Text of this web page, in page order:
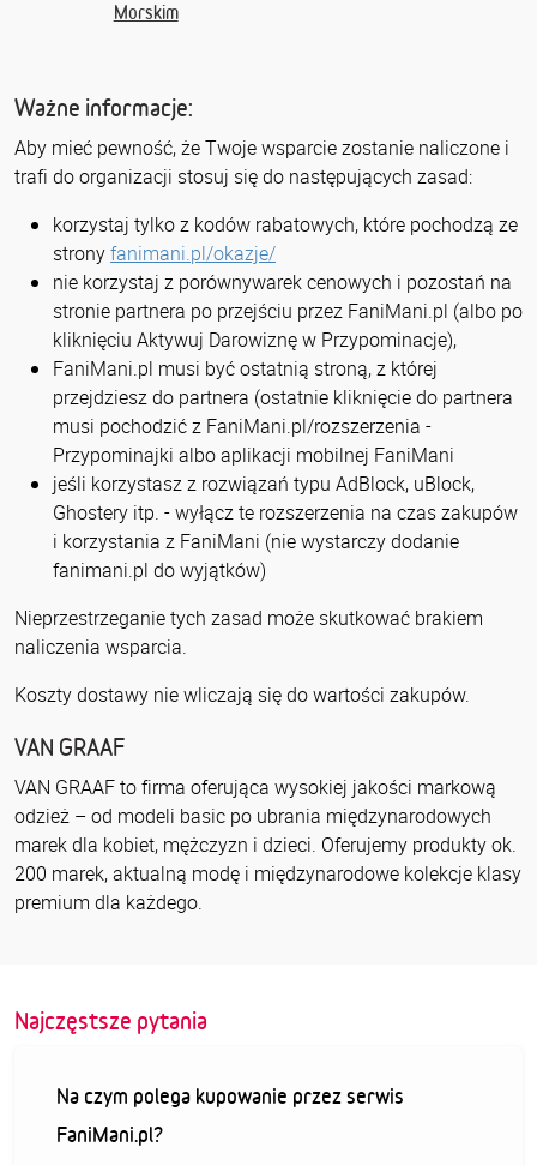
Morskim
Ważne informacje:
Aby mieć pewność, że Twoje wsparcie zostanie naliczone i
trafi do organizacji stosuj się do następujących zasad:
korzystaj tylko z kodów rabatowych, które pochodzą ze
stronyfanimani.pl/okazje/
nie korzystaj z porównywarek cenowych i pozostań na
stronie partnera po przejściu przez FaniMani.pl (albo po
kliknięciu Aktywuj Darowiznę w Przypominacje),
FaniMani.pl musi być ostatnią stroną, z której
przejdziesz do partnera (ostatnie kliknięcie do partnera
musi pochodzić z FaniMani.pl/rozszerzenia -
Przypominajki albo aplikacji mobilnej FaniMani
jeśli korzystasz z rozwiązań typu AdBlock, uBlock,
Ghostery itp. - wyłącz te rozszerzenia na czas zakupów
i korzystania z FaniMani (nie wystarczy dodanie
fanimani.pl do wyjątków)
Nieprzestrzeganie tych zasad może skutkować brakiem
naliczenia wsparcia.
Koszty dostawy nie wliczają się do wartości zakupów.
VAN GRAAF
VAN GRAAF to firma oferująca wysokiej jakości markową
odzież – od modeli basic po ubrania międzynarodowych
marek dla kobiet, mężczyzn i dzieci. Oferujemy produkty ok.
200 marek, aktualną modę i międzynarodowe kolekcje klasy
premium dla każdego.
Najczęstsze pytania
Na czym polega kupowanie przez serwis
FaniMani.pl?